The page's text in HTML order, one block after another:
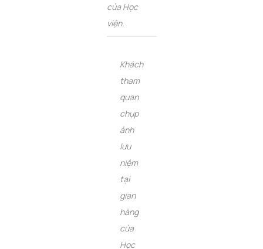
của Học
viện.
Khách
tham
quan
chụp
ảnh
lưu
niệm
tại
gian
hàng
của
Học